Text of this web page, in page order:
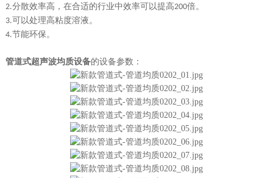
2.分散效率高，在合适的行业中效率可以提高200倍。
3.可以处理高粘度溶液。
4.节能环保。
管道式超声波均质设备的设备参数：